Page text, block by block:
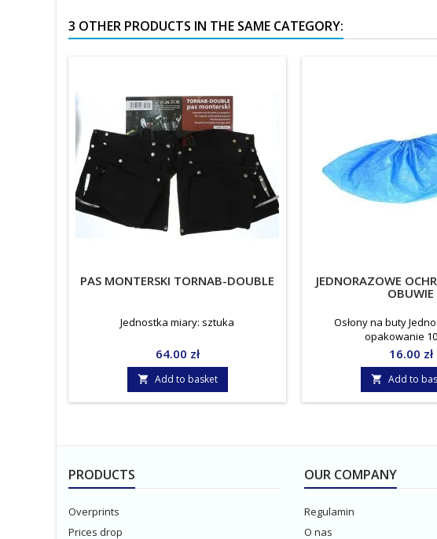
3 OTHER PRODUCTS IN THE SAME CATEGORY:
PAS MONTERSKI TORNAB-DOUBLE
Jednostka miary: sztuka
Price
64.00 zł
 Add to basket
JEDNORAZOWE
OBUWIE
Osłony na buty
opakowanie
Price
16.00 zł
 Add to
PRODUCTS
Overprints
Prices drop
OUR COMPANY
Regulamin
O nas